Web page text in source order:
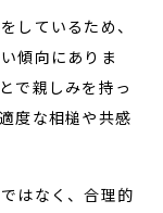
しているため、
傾向にありま
で親しみを持っ
度な相槌や共感
はなく、合理的